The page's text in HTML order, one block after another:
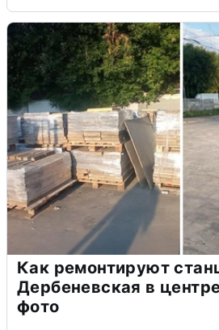
Как ремонтируют
Дербеневская в
фото